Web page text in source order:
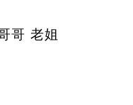
哥 老姐